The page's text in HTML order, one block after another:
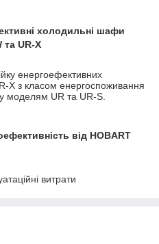
холодильні шафи
та UR-X
енергоефективних
X з класом енергоспоживання
моделям UR та UR-S.
від HOBART
витрати